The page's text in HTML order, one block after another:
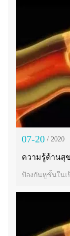
สามารถแบ่งอ
และความบกพ
ตามฟีโนไทป์ที่
ทางการได้ยิน
07-20 / 2020
ความรู้ด้านสุ
ป้องกันหูชั้นในเ